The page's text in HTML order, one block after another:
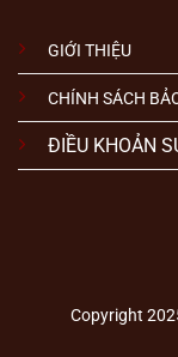
GIỚI THIỆU
CHÍNH SÁCH
ĐIỀU KHOẢN
Copyright